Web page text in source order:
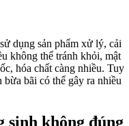
dụng sản phẩm xử lý, cải
không thể tránh khỏi, mật
hóa chất càng nhiều. Tuy
bãi có thể gây ra nhiều
sinh không đúng